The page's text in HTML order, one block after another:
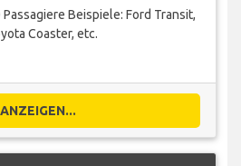
Beispiele: Ford Transit,
Coaster, etc.
ANZEIGEN...